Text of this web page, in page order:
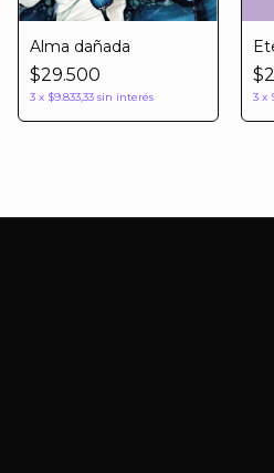
Alma dañada
$29.500
3 x $9.833,33 sin interés 3 x